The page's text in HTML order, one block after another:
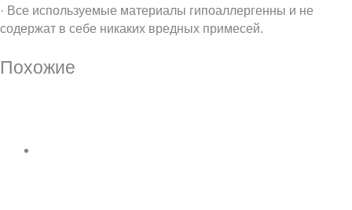
· Все используемые материалы гипоаллергенны и не
содержат в себе никаких вредных примесей.
Похожие